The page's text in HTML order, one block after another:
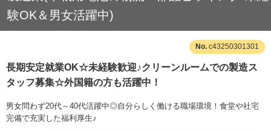
験OK＆男女活躍中)
c43250301301
長期安定就業OK☆未経験歓迎♪クリーンルームでの製造ス
タッフ募集☆外国籍の方も活躍中！
男女問わず20代～40代活躍中◎自分らしく働ける職場環境！食堂や社宅
完備で充実した福利厚生♪